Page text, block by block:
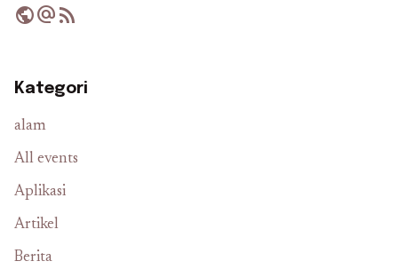
publicalternate_emailrss_feed
Kategori
alam
All events
Aplikasi
Artikel
Berita